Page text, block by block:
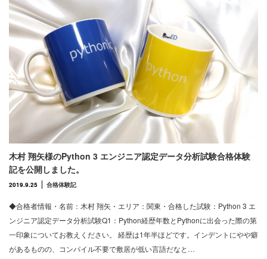
木村 翔矢様のPython 3 エンジニア認定データ分析試験合格体験
記を公開しました。
2019.9.25 合格体験記
◆合格者情報・名前：木村 翔矢・エリア：関東・合格した試験：Python 3 エ
ンジニア認定データ分析試験Q1：Python経歴年数とPythonに出会った際の第
一印象についてお教えください。 経歴は1年半ほどです。インデントにやや癖
があるものの、コンパイル不要で敷居が低い言語だなと…